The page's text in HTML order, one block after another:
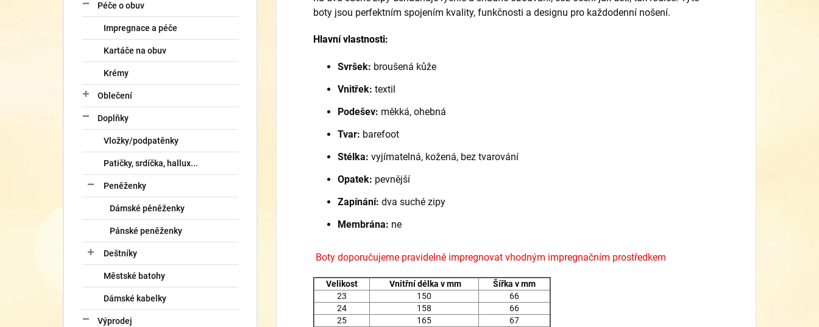
Péče o obuv
Impregnace a péče
Kartáče na obuv
Krémy
Oblečení
Doplňky
Vložky/podpatěnky
Patičky, srdíčka, hallux...
Peněženky
Dámské pěněženky
Pánské peněženky
Deštníky
Městské batohy
Dámské kabelky
Výprodej
boty jsou perfektním spojením kvality, funkčnosti a designu pro každodenní nošení.
Hlavní vlastnosti:
Svršek: broušená kůže
Vnitřek: textil
Podešev: měkká, ohebná
Tvar: barefoot
Stélka: vyjímatelná, kožená, bez tvarování
Opatek: pevnější
Zapínání: dva suché zipy
Membrána: ne
Boty doporučujeme pravidelně impregnovat vhodným impregnačním prostředkem
Velikost Vnitřní délka v mm
Šířka v mm
23
150
66
24
158
66
25
165
67